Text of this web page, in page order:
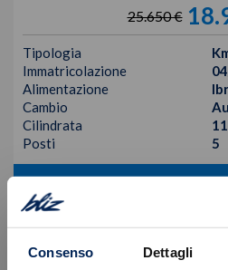
Consenso Dettagli
25.650 €
Tipologia
Immatricolazione
Alimentazione
Cambio
Cilindrata
Posti
5